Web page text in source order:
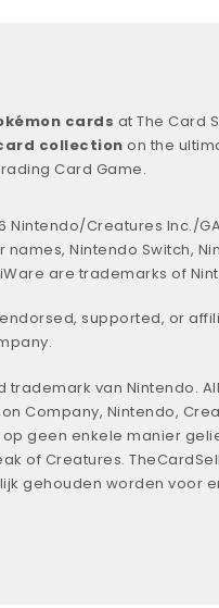
cards at The Card
collection on the
Card Game.
Creatures Inc./
Nintendo Switch,
are trademarks of
supported, or
van Nintendo.
Company, Nintendo,
op geen enkele manier
of Creatures.
gehouden worden voor